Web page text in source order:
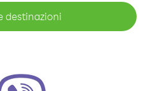
destinazioni